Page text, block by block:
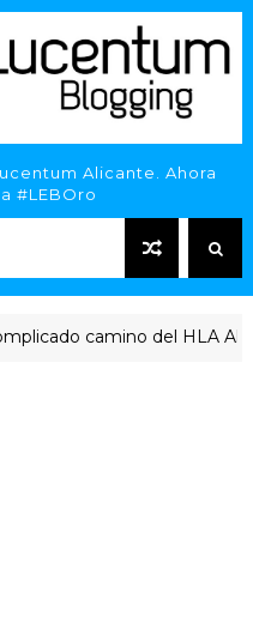
Alicante. Ahora
#LEBOro
camino del HLA Alicante